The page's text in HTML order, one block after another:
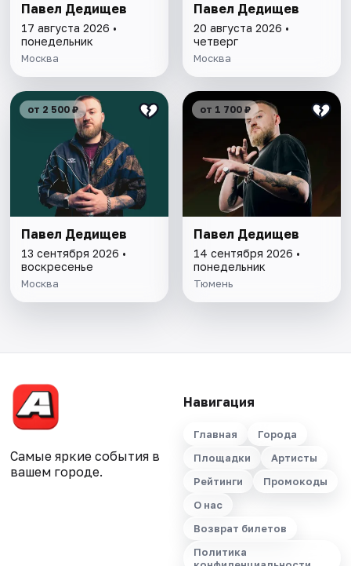
Павел Дедищев
17 августа 2026 •
понедельник
Москва
Павел Дедищев
20 августа 2026 •
четверг
Москва
от 2 500 ₽
Павел Дедищев
13 сентября 2026 •
воскресенье
Москва
от 1 700 ₽
Павел Дедищев
14 сентября 2026 •
понедельник
Тюмень
Самые яркие события в
вашем городе.
Навигация
Главная
Города
Площадки
Артисты
Рейтинги
Промокоды
О нас
Возврат билетов
Политика